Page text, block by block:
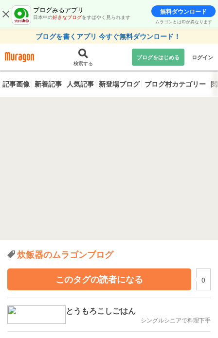
ブログみるアプリ
日本中の好きなブログをすばやく見られます
無料ダウンロード
ムラゴンとはIDが異なります
ブログを書くアプリ 今すぐ無料ダウンロード！
検索する
ブログをはじめる ログイン
記事画像 新着記事 人気記事 新登場ブログ ブログ村カテゴリー
炊飯器のムラゴンブログ
このタグの読者になる
0
とうもろこしごはん
シングルシニアで料理下手